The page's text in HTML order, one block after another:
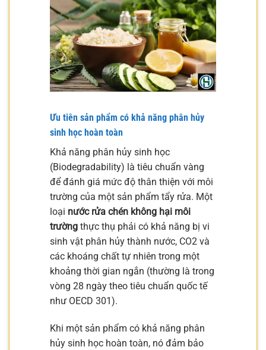
Ưu tiên sản phẩm có khả năng phân hủy
sinh học hoàn toàn
Khả năng phân hủy sinh học
(Biodegradability) là tiêu chuẩn vàng
để đánh giá mức độ thân thiện với môi
trường của một sản phẩm tẩy rửa. Một
loại nước rửa chén không hại môi
trường thực thụ phải có khả năng bị vi
sinh vật phân hủy thành nước, CO2 và
các khoáng chất tự nhiên trong một
khoảng thời gian ngắn (thường là trong
vòng 28 ngày theo tiêu chuẩn quốc tế
như OECD 301).
Khi một sản phẩm có khả năng phân
hủy sinh học hoàn toàn, nó đảm bảo